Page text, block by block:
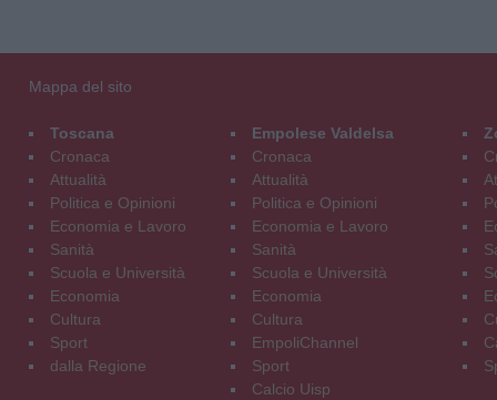
Mappa del sito
Toscana
Cronaca
Attualità
Politica e Opinioni
Economia e Lavoro
Sanità
Scuola e Università
Economia
Cultura
Sport
dalla Regione
Empolese Valdelsa
Cronaca
Attualità
Politica e Opinioni
Economia e Lavoro
Sanità
Scuola e Università
Economia
Cultura
EmpoliChannel
Sport
Calcio Uisp